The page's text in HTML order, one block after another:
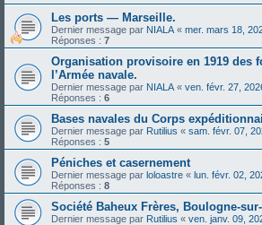
Les ports — Marseille.
Dernier message par NIALA « mer. mars 18,
Réponses : 7
Organisation provisoire en 1919 des
l’Armée navale.
Dernier message par NIALA « ven. févr. 27,
Réponses : 6
Bases navales du Corps
Dernier message par Rutilius « sam. févr. 07,
Réponses : 5
Péniches et casernement
Dernier message par loloastre « lun. févr. 02,
Réponses : 8
Société Baheux Frères, Boulogne-sur-
Dernier message par Rutilius « ven. janv. 09,